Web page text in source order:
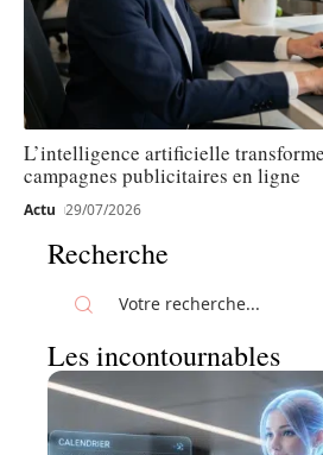
L’intelligence artificielle
campagnes publicitaires en ligne
Actu 29/07/2026
Recherche
Les incontournables